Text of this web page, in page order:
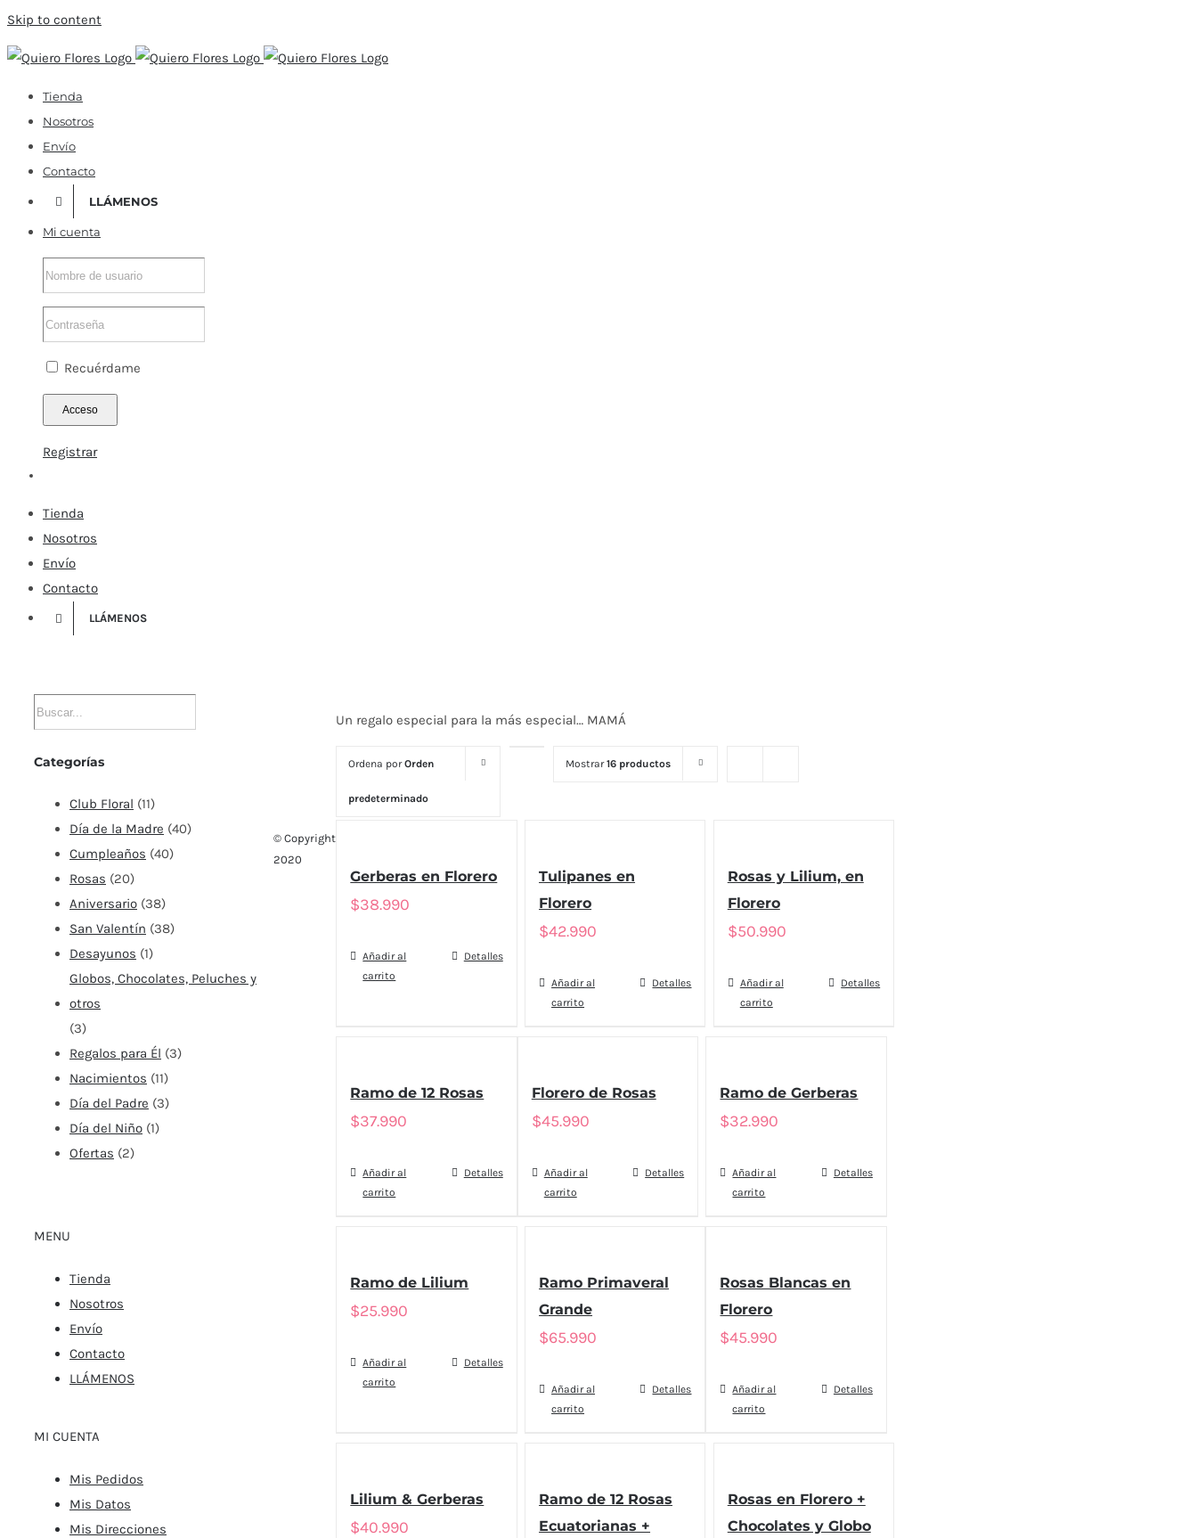
Skip to content
Tienda
Nosotros
Envío
Contacto
LLÁMENOS
Mi cuenta
Recuérdame
Registrar
Tienda
Nosotros
Envío
Contacto
LLÁMENOS
Un regalo especial para la más especial… MAMÁ
Ordena porOrden
predeterminado
Mostrar16 productos
Gerberas en Florero
$38.990
Añadir al
carrito
Detalles
Tulipanes en
Florero
$42.990
Añadir al
carrito
Detalles
Rosas y Lilium, en
Florero
$50.990
Añadir al
carrito
Detalles
Ramo de 12 Rosas
$37.990
Añadir al
carrito
Detalles
Florero de Rosas
$45.990
Añadir al
carrito
Detalles
Ramo de Gerberas
$32.990
Añadir al
carrito
Detalles
Ramo de Lilium
$25.990
Añadir al
carrito
Detalles
Ramo Primaveral
Grande
$65.990
Añadir al
carrito
Detalles
Rosas Blancas en
Florero
$45.990
Añadir al
carrito
Detalles
Lilium & Gerberas
$40.990
Ramo de 12 Rosas
Ecuatorianas +
Rosas en Florero +
Chocolates y Globo
Categorías
Club Floral (11)
Día de la Madre (40)
Cumpleaños (40)
Rosas (20)
Aniversario (38)
San Valentín (38)
Desayunos (1)
Globos, Chocolates, Peluches y
otros
(3)
Regalos para Él (3)
Nacimientos (11)
Día del Padre (3)
Día del Niño (1)
Ofertas (2)
MENU
Tienda
Nosotros
Envío
Contacto
LLÁMENOS
MI CUENTA
Mis Pedidos
Mis Datos
Mis Direcciones
© Copyright
2020